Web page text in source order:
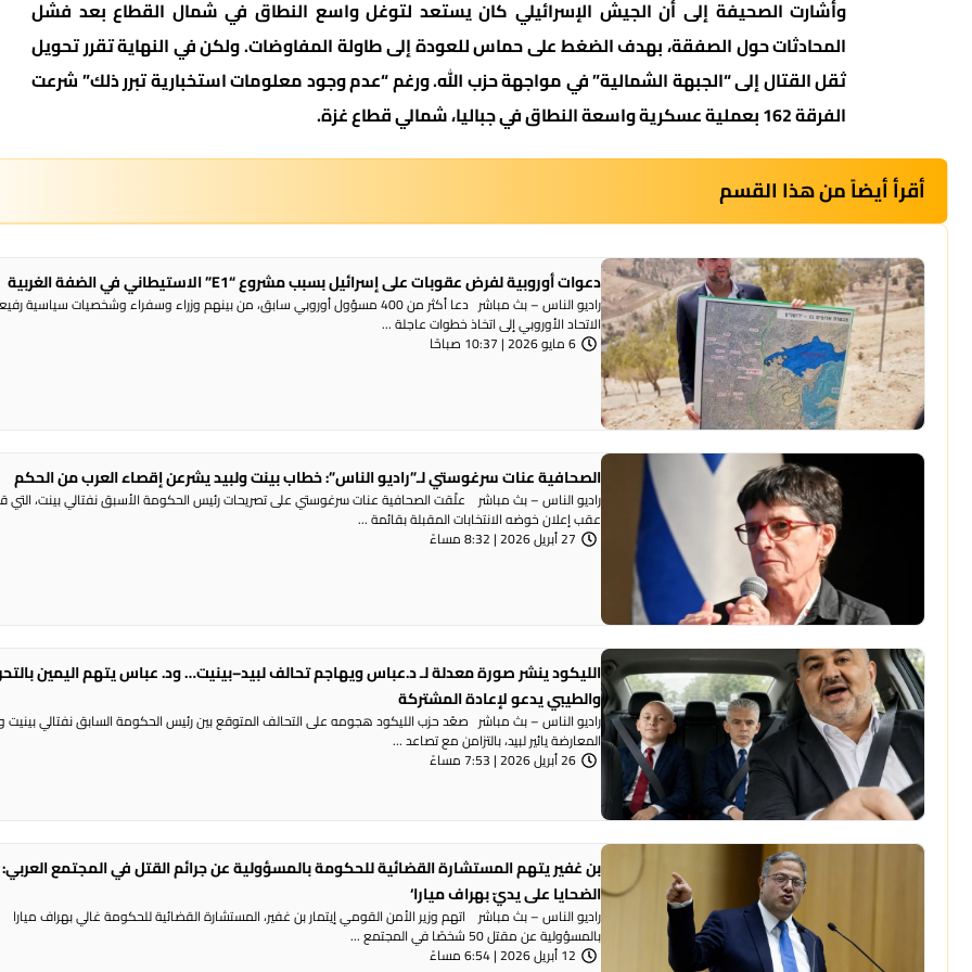
وأشارت الصحيفة إلى أن الجيش الإسرائيلي كان يستعد لتوغل واسع النطاق في شمال القطاع بعد فشل
المحادثات حول الصفقة، بهدف الضغط على حماس للعودة إلى طاولة المفاوضات. ولكن في النهاية تقرر تحويل
ثقل القتال إلى “الجبهة الشمالية” في مواجهة حزب الله. ورغم “عدم وجود معلومات استخبارية تبرر ذلك” شرعت
الفرقة 162 بعملية عسكرية واسعة النطاق في جباليا، شمالي قطاع غزة.
أقرأ أيضاً من هذا القسم
دعوات أوروبية لفرض عقوبات على إسرائيل بسبب مشروع “E1” الاستيطاني في الضفة الغربية
راديو الناس – بث مباشر دعا أكثر من 400 مسؤول أوروبي سابق، من بينهم وزراء وسفراء وشخصيات سياسية
الاتحاد الأوروبي إلى اتخاذ خطوات عاجلة ...
6 مايو 2026 | 10:37 صباحًا
الصحافية عنات سرغوستي لـ”راديو الناس”: خطاب بينت ولبيد يشرعن إقصاء العرب من الحكم
راديو الناس – بث مباشر علّقت الصحافية عنات سرغوستي على تصريحات رئيس الحكومة الأسبق نفتالي بينت، التي
عقب إعلان خوضه الانتخابات المقبلة بقائمة ...
27 أبريل 2026 | 8:32 مساءً
الليكود ينشر صورة معدلة لـ د.عباس ويهاجم تحالف لبيد–بينيت… ود. عباس يتهم اليمين
والطيبي يدعو لإعادة المشتركة
راديو الناس – بث مباشر صعّد حزب الليكود هجومه على التحالف المتوقع بين رئيس الحكومة السابق نفتالي بينيت
المعارضة يائير لبيد، بالتزامن مع تصاعد ...
26 أبريل 2026 | 7:53 مساءً
بن غفير يتهم المستشارة القضائية للحكومة بالمسؤولية عن جرائم القتل في المجتمع العربي:
الضحايا على يديّ بهراف ميارا‘
راديو الناس – بث مباشر اتهم وزير الأمن القومي إيتمار بن غفير، المستشارة القضائية للحكومة غالي بهراف ميارا
بالمسؤولية عن مقتل 50 شخصًا في المجتمع ...
12 أبريل 2026 | 6:54 مساءً